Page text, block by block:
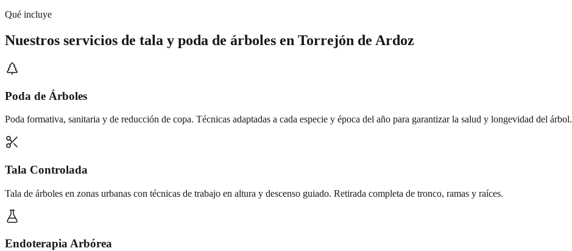
Qué incluye
Nuestros servicios de tala y poda de árboles en Torrejón de Ardoz
Poda de Árboles
Poda formativa, sanitaria y de reducción de copa. Técnicas adaptadas a cada especie y época del año para garantizar la salud y longevidad del árbol.
Tala Controlada
Tala de árboles en zonas urbanas con técnicas de trabajo en altura y descenso guiado. Retirada completa de tronco, ramas y raíces.
Endoterapia Arbórea